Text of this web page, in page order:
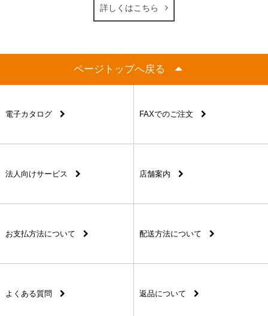
詳しくはこちら
ページトップへ戻る
電子カタログ FAXでのご注文
法人向けサービス 店舗案内
お支払方法について 配送方法について
よくある質問 返品について